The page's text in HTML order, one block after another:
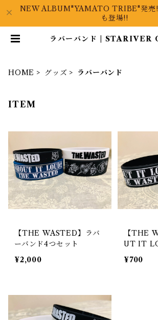
NEW ALBUM"YAMATO TRIBE"発売
も登場!!
ラバーバンド | STARIVER
HOME グッズ ラバーバンド
ITEM
【THE WASTED】ラバ
ーバンド4つセット
¥2,000
【THE
UT IT
ンド
¥700